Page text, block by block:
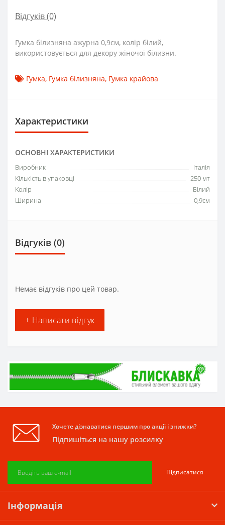
Відгуків (0)
Гумка білизняна ажурна 0,9см, колір білий,
використовується для декору жіночої білизни.
Гумка, Гумка білизняна, Гумка крайова
Характеристики
ОСНОВНІ ХАРАКТЕРИСТИКИ
Виробник
Італія
Кількість в упаковці
250 мт
Колір
Білий
Ширина
0,9см
Відгуків (0)
Немає відгуків про цей товар.
+ Написати відгук
Хочете дізнаватися першим про акції і знижки?
Підпишіться на нашу розсилку
Підписатися
Інформація